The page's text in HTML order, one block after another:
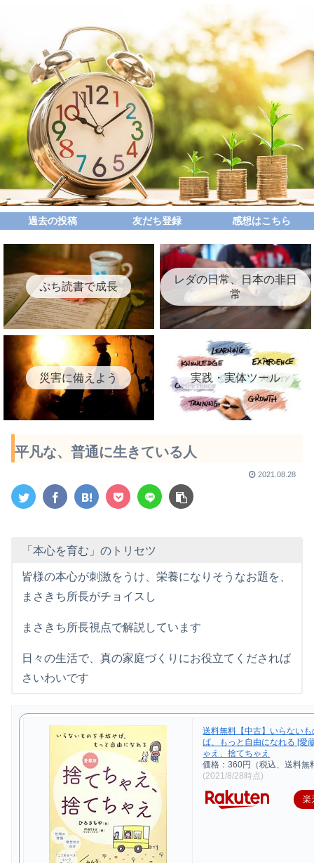
過去の投稿 友だち登録 感想はこちら
ぷち読書で成長
レダの日常、日本の非日
常
災害に備えよう 実践・実体ツール
平凡な、普通に生きている人
2021.08.28
「本心を育む」のトリセツ
皆様の本心が刺激をうけ、栄養になりそうなお題を、
まさきち所長がチョイスし
まさきち所長視点で解説しています
日々の生活で、真の家庭づくりにお役立てくだされば
さいわいです
送料無料【中古】いらない
ば、もっと自由になれる [愛
ゃえ、捨てちゃえ
価格：360円（税込、送料無
(2021/8/28時点)
楽